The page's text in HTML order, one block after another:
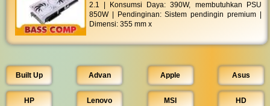
2.1 | Konsumsi Daya: 390W, membutuhkan PSU
850W | Pendinginan: Sistem pendingin premium |
Dimensi: 355 mm x
Built Up Advan Apple Asus
HP Lenovo MSI HD